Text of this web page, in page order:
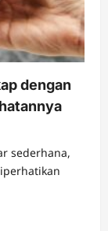
dengan
sederhana,